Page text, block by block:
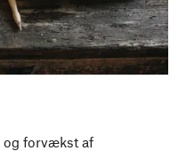
og forvækst af